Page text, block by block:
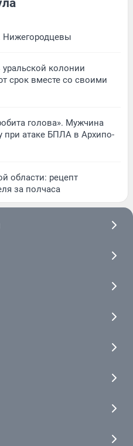
Нижегородцевы
колонии
срок вместе со своими
голова». Мужчина
при атаке БПЛА в Архипо-
области: рецепт
за полчаса